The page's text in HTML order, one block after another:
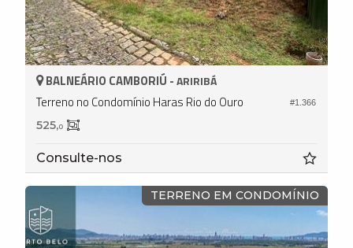
#1.366
BALNEÁRIO CAMBORIÚ -ARIRIBÁ
Terreno no Condomínio Haras Rio do Ouro
525,0
Consulte-nos
TERRENO EM CONDOMÍNIO